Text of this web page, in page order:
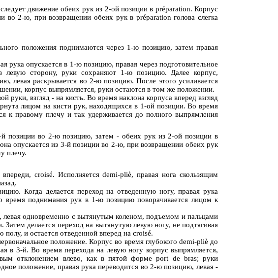
движение обеих рук из 2-ой позиции в préparation. Корпус
во 2-ю, при возвращении обеих рук в préparation голова слегка
положения поднимаются через 1-ю позицию, затем правая
рука опускается в 1-ю позицию, правая через подготовительное
левую сторону, руки сохраняют 1-ю позицию. Далее корпус,
левая раскрывается во 2-ю позицию. После этого усиливается
корпус выпрямляется, руки остаются в том же положении.
руки, взгляд - на кисть. Во время наклона корпуса вперед взгляд
лицом на кисти рук, находящихся в 1-ой позиции. Во время
к правому плечу и так удерживается до полного выпрямления
позиции во 2-ю позицию, затем - обеих рук из 2-ой позиции в
опускается из 3-й позиции во 2-ю, при возвращении обеих рук
плечу.
croisé. Исполняется demi-pliè, правая нога скользящим
Когда делается переход на отведенную ногу, правая рука
время поднимания рук в 1-ю позицию поворачивается лицом к
одновременно с вытянутым коленом, подъемом и пальцами
делается переход на вытянутую левую ногу, не подтягивая
полу, и остается отведенной вперед на croisé.
положение. Корпус во время глубокого demi-pliè до
в 3-й. Во время перехода на левую ногу корпус выпрямляется,
отклонением влево, как в пятой форме рort de bras; руки
положение, правая рука переводится во 2-ю позицию, левая -